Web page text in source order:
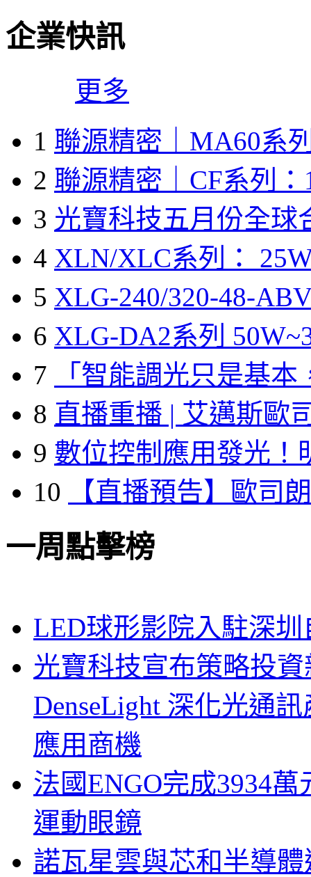
企業快訊
更多
1 聯源精密｜MA60系
2 聯源精密｜CF系列：
3 光寶科技五月份全球
4 XLN/XLC系列：
5 XLG-240/320-48-
6 XLG-DA2系列
7
「智能調光只是基本
8 直播重播 | 艾邁斯歐
9 數位控制應用發光！
10
【直播預告】歐司
一周點擊榜
LED球形影院入駐深
光寶科技宣布策略投
DenseLight 深化光通
應用商機
法國ENGO完成3934
運動眼鏡
諾瓦星雲與芯和半導